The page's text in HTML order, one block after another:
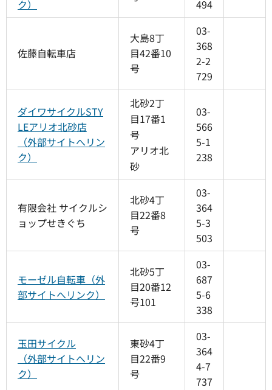
ク）
494
佐藤自転車店
大島8丁
目42番10
号
03-
368
2-2
729
ダイワサイクルSTY
LEアリオ北砂店
（外部サイトへリン
ク）
北砂2丁
目17番1
号
アリオ北
砂
03-
566
5-1
238
有限会社 サイクルシ
ョップせきぐち
北砂4丁
目22番8
号
03-
364
5-3
503
モーゼル自転車（外
部サイトへリンク）
北砂5丁
目20番12
号101
03-
687
5-6
338
玉田サイクル
（外部サイトへリン
ク）
東砂4丁
目22番9
号
03-
364
4-7
737